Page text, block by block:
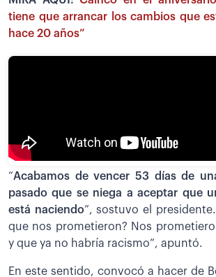
tiene que arrancar los cambios que
hace 20 años”
“Acabamos de vencer 53 días de
pasado que se niega a aceptar que
está naciendo”, sostuvo el
que nos prometieron? Nos
y que ya no habría racismo”, apuntó.
En este sentido, convocó a hacer de